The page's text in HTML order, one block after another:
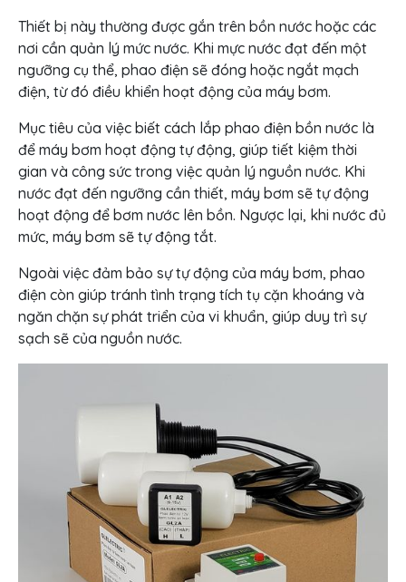
Thiết bị này thường được gắn trên bồn nước hoặc các
nơi cần quản lý mức nước. Khi mực nước đạt đến một
ngưỡng cụ thể, phao điện sẽ đóng hoặc ngắt mạch
điện, từ đó điều khiển hoạt động của máy bơm.
Mục tiêu của việc biết cách lắp phao điện bồn nước là
để máy bơm hoạt động tự động, giúp tiết kiệm thời
gian và công sức trong việc quản lý nguồn nước. Khi
nước đạt đến ngưỡng cần thiết, máy bơm sẽ tự động
hoạt động để bơm nước lên bồn. Ngược lại, khi nước đủ
mức, máy bơm sẽ tự động tắt.
Ngoài việc đảm bảo sự tự động của máy bơm, phao
điện còn giúp tránh tình trạng tích tụ cặn khoáng và
ngăn chặn sự phát triển của vi khuẩn, giúp duy trì sự
sạch sẽ của nguồn nước.